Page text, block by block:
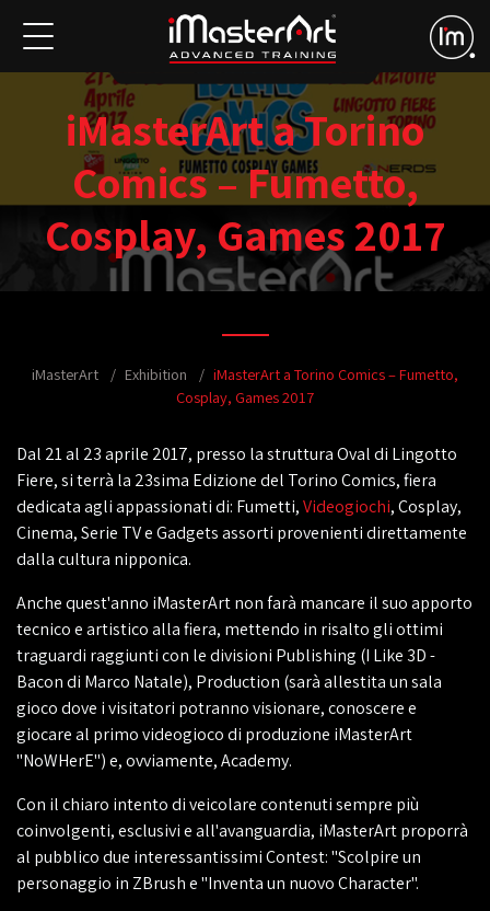
iMasterArt a Torino
Comics – Fumetto,
Cosplay, Games 2017
iMasterArt Exhibition
iMasterArt a Torino Comics – Fumetto,
Cosplay, Games 2017
Dal 21 al 23 aprile 2017, presso la struttura Oval di Lingotto
Fiere, si terrà la 23sima Edizione del Torino Comics, fiera
dedicata agli appassionati di: Fumetti,Videogiochi, Cosplay,
Cinema, Serie TV e Gadgets assorti provenienti direttamente
dalla cultura nipponica.
Anche quest'anno iMasterArt non farà mancare il suo apporto
tecnico e artistico alla fiera, mettendo in risalto gli ottimi
traguardi raggiunti con le divisioni Publishing (I Like 3D -
Bacon di Marco Natale), Production (sarà allestita un sala
gioco dove i visitatori potranno visionare, conoscere e
giocare al primo videogioco di produzione iMasterArt
"NoWHerE") e, ovviamente, Academy.
Con il chiaro intento di veicolare contenuti sempre più
coinvolgenti, esclusivi e all'avanguardia, iMasterArt proporrà
al pubblico due interessantissimi Contest: "Scolpire un
personaggio in ZBrush e "Inventa un nuovo Character".